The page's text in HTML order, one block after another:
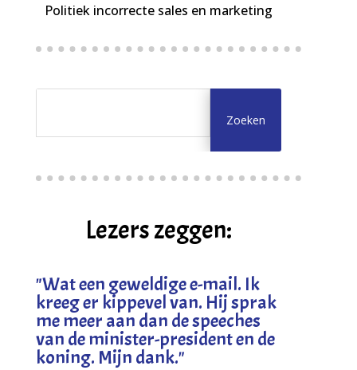
Politiek incorrecte sales en marketing
Lezers zeggen:
"Wat een geweldige e-mail. Ik
kreeg er kippevel van. Hij sprak
me meer aan dan de speeches
van de minister-president en de
koning. Mijn dank."